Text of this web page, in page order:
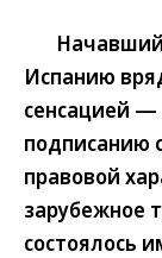
Испанию
сенсацией —
подписанию
правовой
зарубежное
состоялось